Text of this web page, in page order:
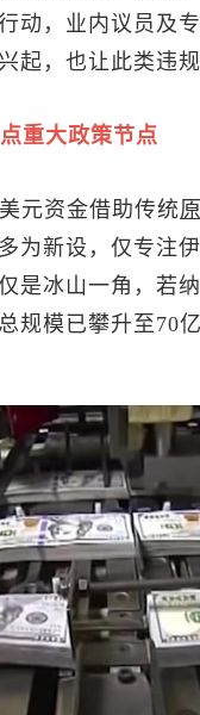
动，业内议员及
起，也让此类违
重大政策节点
元资金借助传统
为新设，仅专注
是冰山一角，若
规模已攀升至70